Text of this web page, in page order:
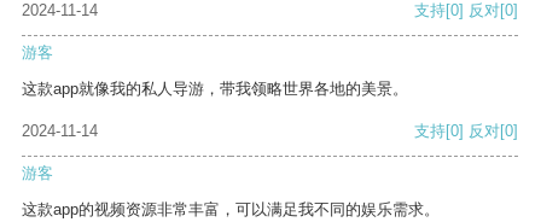
2024-11-14
支持[0] 反对[0]
游客
这款app就像我的私人导游，带我领略世界各地的美景。
2024-11-14 支持[0] 反对[0]
游客
这款app的视频资源非常丰富，可以满足我不同的娱乐需求。